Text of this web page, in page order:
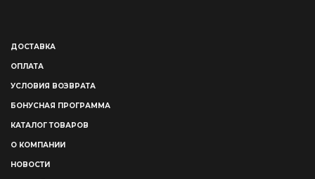
ДОСТАВКА
ОПЛАТА
УСЛОВИЯ ВОЗВРАТА
БОНУСНАЯ ПРОГРАММА
КАТАЛОГ ТОВАРОВ
О КОМПАНИИ
НОВОСТИ